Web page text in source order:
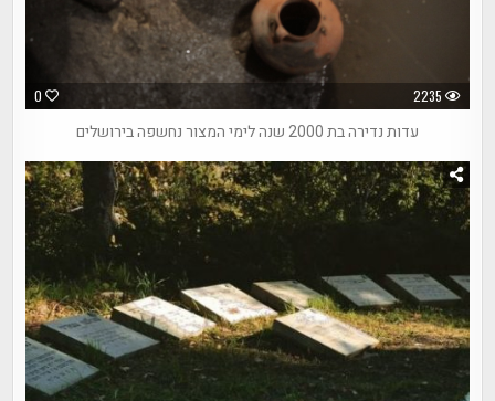
0 2235
עדות נדירה בת 2000 שנה לימי המצור נחשפה בירושלים